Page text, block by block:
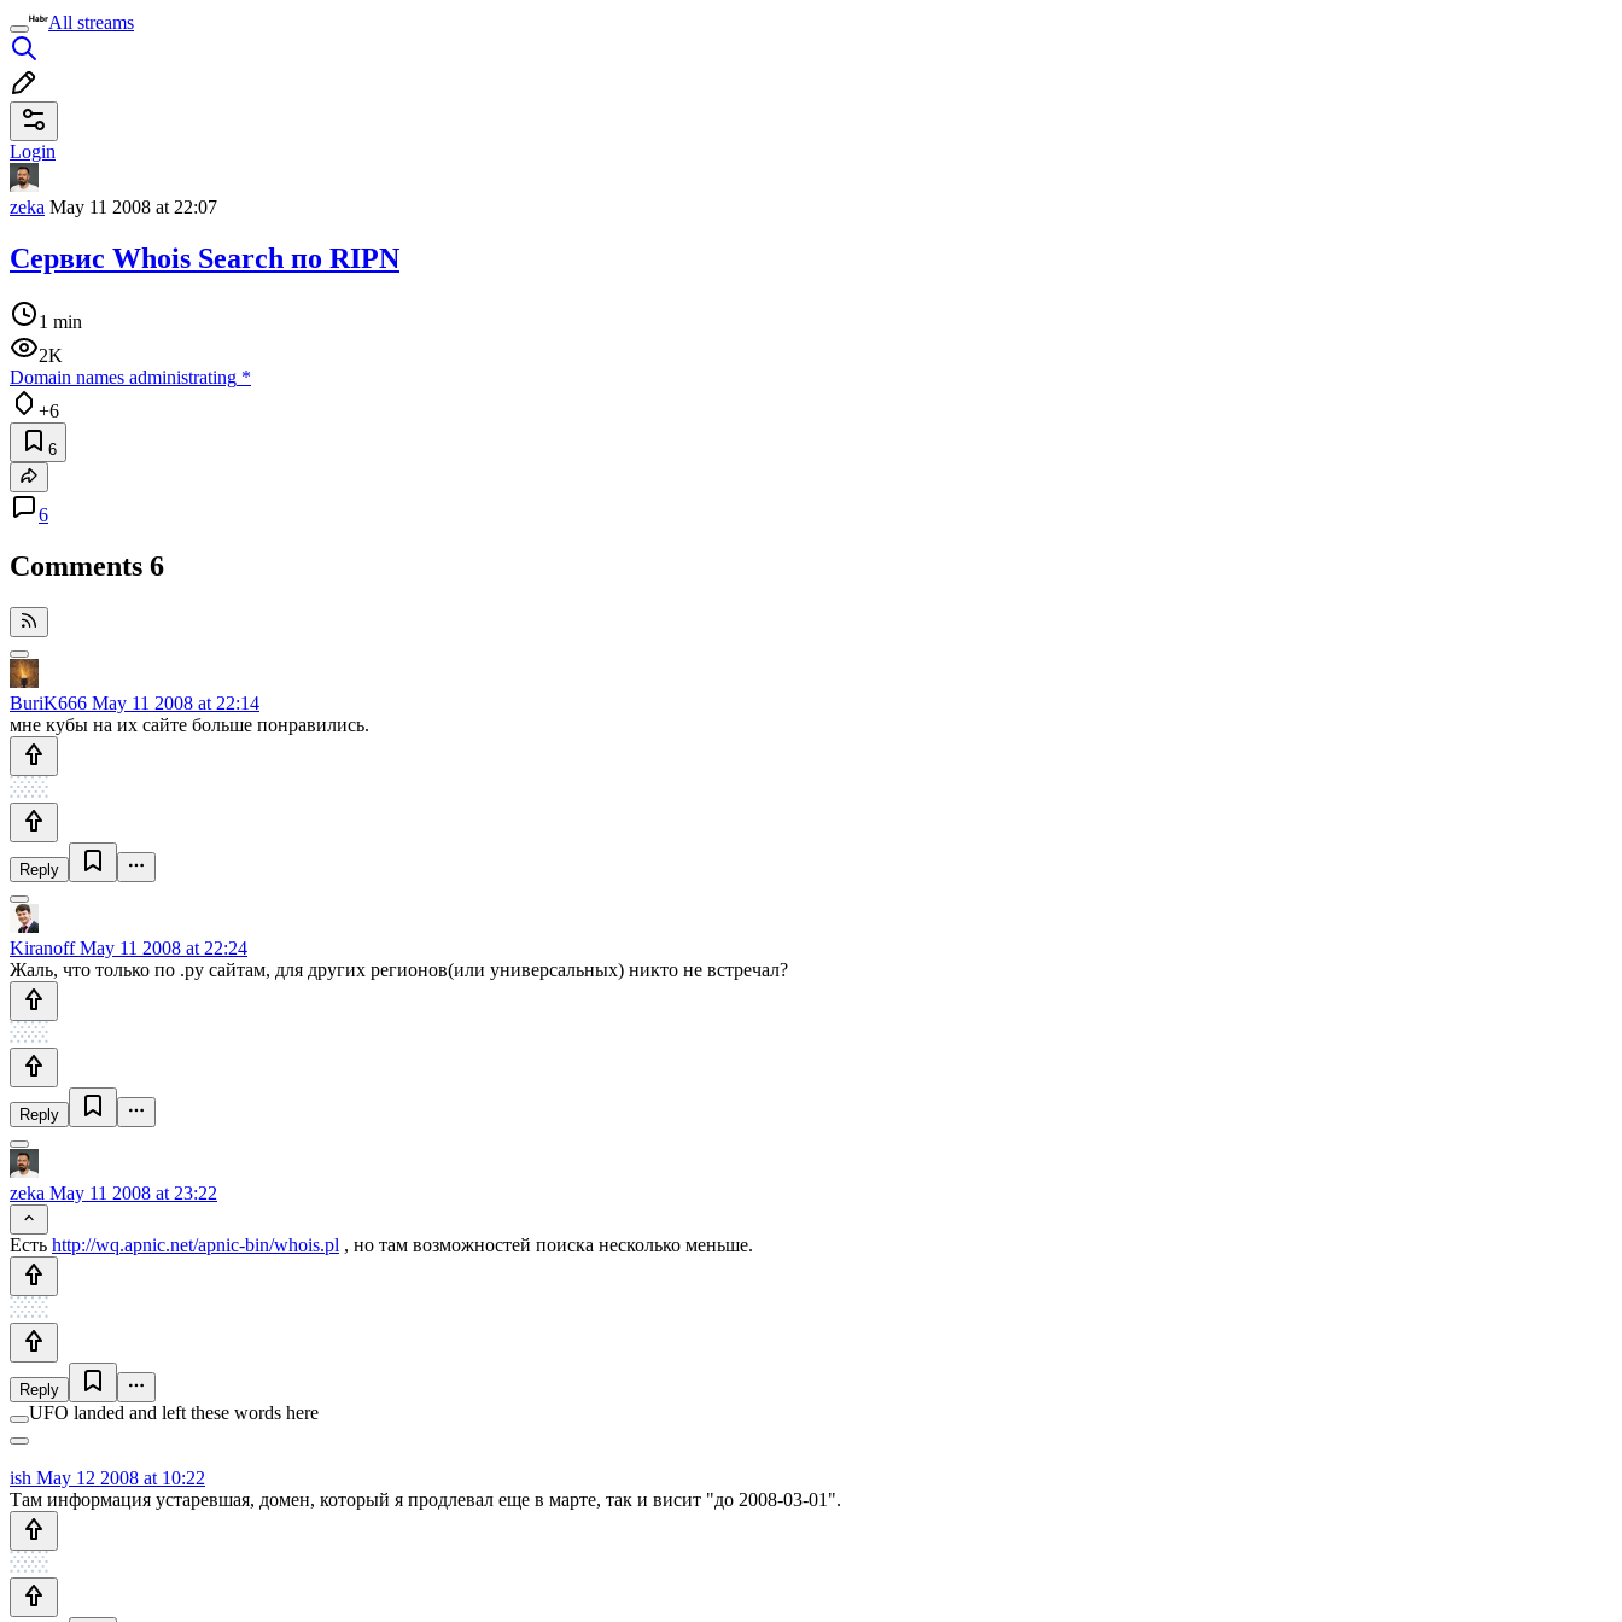
All streams
Login
zeka May 11 2008 at 22:07
Сервис Whois Search по RIPN
1 min
2K
Domain names administrating *
+6
6
6
Comments 6
BuriK666 May 11 2008 at 22:14
мне кубы на их сайте больше понравились.
Reply
KiranoffMay 11 2008 at 22:24
Жаль, что только по .ру сайтам, для других регионов(или универсальных) никто не встречал?
Reply
zeka May 11 2008 at 23:22
Есть http://wq.apnic.net/apnic-bin/whois.pl , но там возможностей поиска несколько меньше.
Reply
UFO landed and left these words here
ish May 12 2008 at 10:22
Там информация устаревшая, домен, который я продлевал еще в марте, так и висит "до 2008-03-01".